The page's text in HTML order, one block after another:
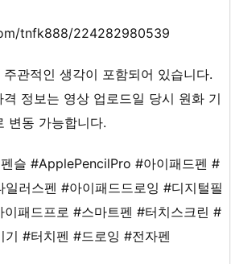
tnfk888/224282980539
관적인 생각이 포함되어 있습니다.
정보는 영상 업로드일 당시 원화 기
변동 가능합니다.
슬 #ApplePencilPro #아이패드펜 #
러스펜 #아이패드드로잉 #디지털필
패드프로 #스마트펜 #터치스크린 #
기 #터치펜 #드로잉 #전자펜